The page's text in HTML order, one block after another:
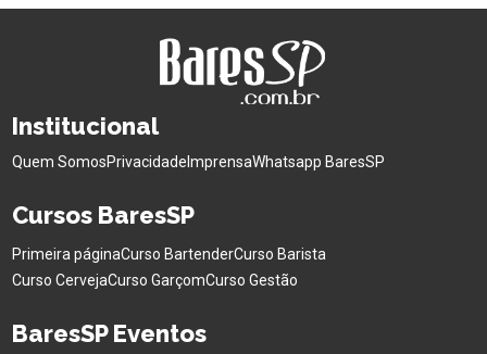
Institucional
Quem SomosPrivacidade ImprensaWhatsapp BaresSP
Cursos BaresSP
Primeira páginaCurso BartenderCurso Barista
Curso CervejaCurso GarçomCurso Gestão
BaresSP Eventos